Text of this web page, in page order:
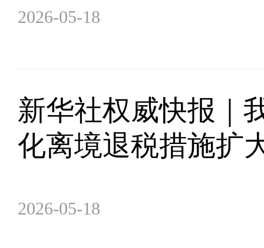
2026-05-18
新华社权威快报｜
化离境退税措施扩
2026-05-18